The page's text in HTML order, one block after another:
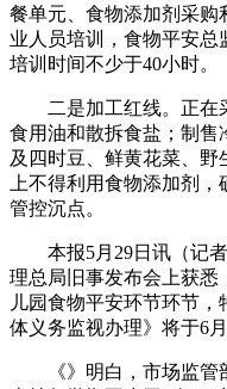
餐单元、食物添加剂采购
业人员培训，食物平安总
培训时间不少于40小时。
二是加工红线。正在
食用油和散拆食盐；制售
及四时豆、鲜黄花菜、
上不得利用食物添加剂
管控沉点。
本报5月29日讯（记者
理总局旧事发布会上获悉
儿园食物平安环节环节
体义务监视办理》将于6月
《》明白，市场监管